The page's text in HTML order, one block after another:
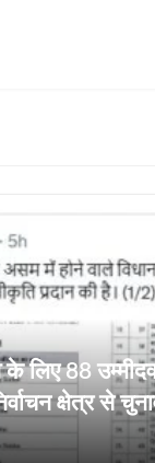
लिए 88
क्षेत्र से